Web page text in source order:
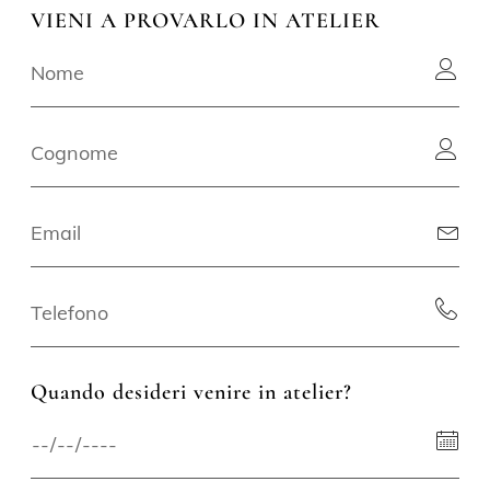
VIENI A PROVARLO IN ATELIER
Quando desideri venire in atelier?